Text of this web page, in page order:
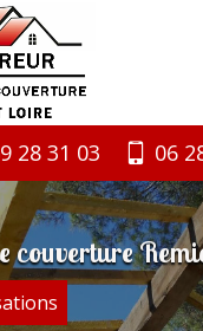
28 31 03 06
couverture